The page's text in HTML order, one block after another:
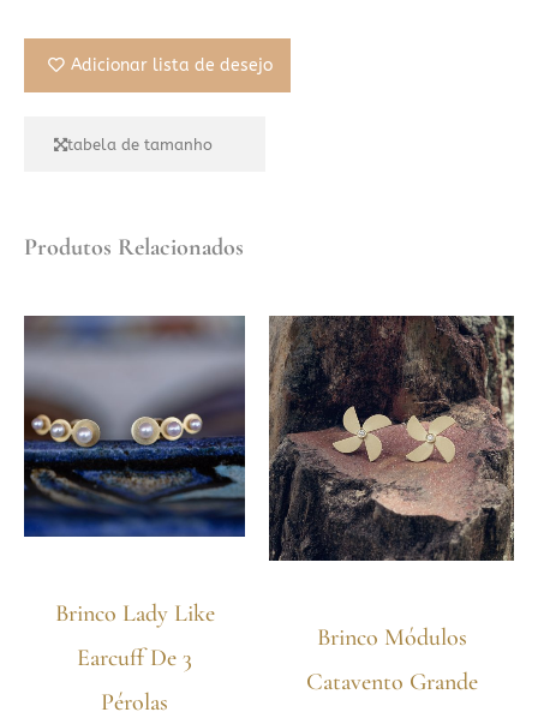
Adicionar lista de desejo
tabela de tamanho
Produtos Relacionados
Brinco Lady Like
Earcuff De 3
Pérolas
Brinco Módulos
Catavento Grande